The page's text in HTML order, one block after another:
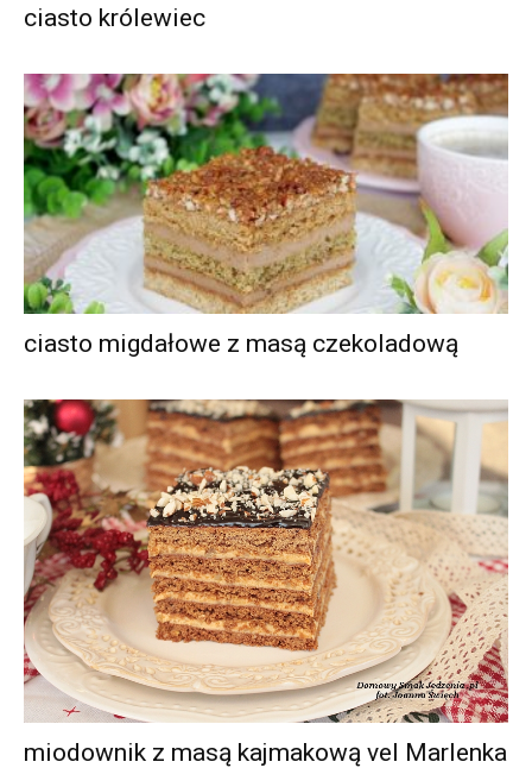
ciasto królewiec
ciasto migdałowe z masą czekoladową
miodownik z masą kajmakową vel Marlenka